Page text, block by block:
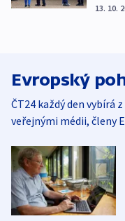
13. 10.
Evropský
ČT24 každý den vybírá
veřejnými médii, členy